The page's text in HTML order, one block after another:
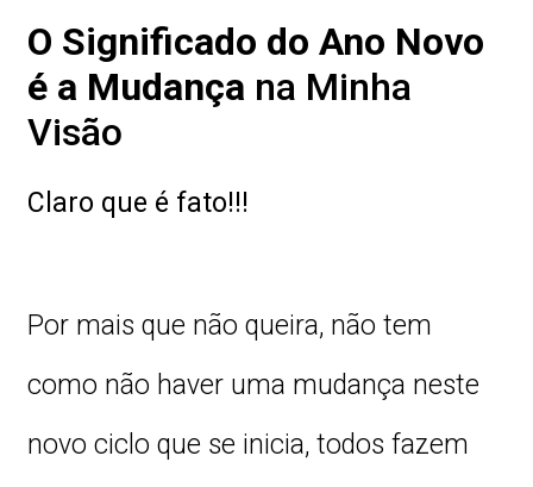
O Significado do Ano Novo
é a Mudança na Minha
Visão
Claro que é fato!!!
Por mais que não queira, não tem
como não haver uma mudança neste
novo ciclo que se inicia, todos fazem